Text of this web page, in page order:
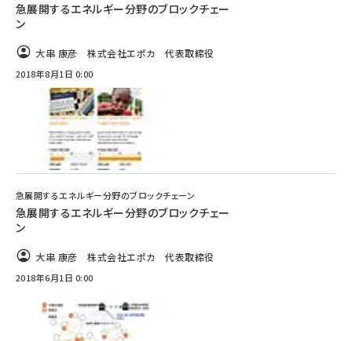
急展開するエネルギー分野のブロックチェー
ン
大串 康彦 株式会社エポカ 代表取締役
2018年8月1日 0:00
急展開するエネルギー分野のブロックチェーン
急展開するエネルギー分野のブロックチェー
ン
大串 康彦 株式会社エポカ 代表取締役
2018年6月1日 0:00